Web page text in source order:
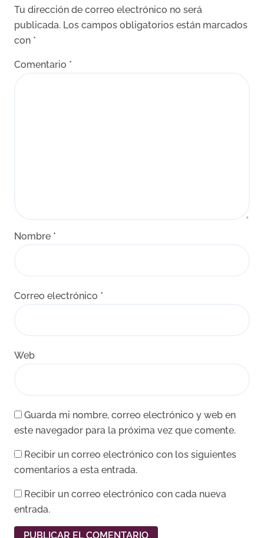
Tu dirección de correo electrónico no será
publicada. Los campos obligatorios están marcados
con *
Comentario *
Nombre *
Correo electrónico *
Web
Guarda mi nombre, correo electrónico y web en
este navegador para la próxima vez que comente.
Recibir un correo electrónico con los siguientes
comentarios a esta entrada.
Recibir un correo electrónico con cada nueva
entrada.